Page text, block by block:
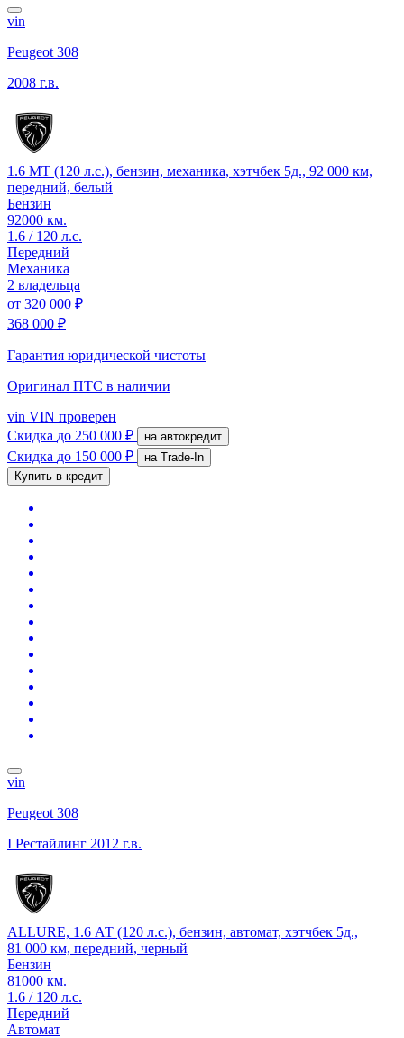
vin
Peugeot 308
2008 г.в.
1.6 MT (120 л.с.), бензин, механика, хэтчбек 5д., 92 000 км,
передний, белый
Бензин
92000 км.
1.6 / 120 л.с.
Передний
Механика
2 владельца
от 320 000 ₽
368 000 ₽
Гарантия юридической чистоты
Оригинал ПТС в наличии
vin VIN проверен
Скидка до 250 000 ₽ на автокредит
Скидка до 150 000 ₽
на Trade-In
Купить в кредит
vin
Peugeot 308
I Рестайлинг 2012 г.в.
ALLURE, 1.6 АТ (120 л.с.), бензин, автомат, хэтчбек 5д.,
81 000 км, передний, черный
Бензин
81000 км.
1.6 / 120 л.с.
Передний
Автомат